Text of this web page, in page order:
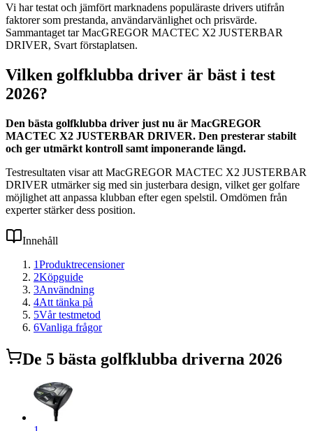
Vi har testat och jämfört marknadens populäraste drivers utifrån
faktorer som prestanda, användarvänlighet och prisvärde.
Sammantaget tar MacGREGOR MACTEC X2 JUSTERBAR
DRIVER, Svart förstaplatsen.
Vilken golfklubba driver är bäst i test
2026?
Den bästa golfklubba driver just nu är MacGREGOR
MACTEC X2 JUSTERBAR DRIVER. Den presterar stabilt
och ger utmärkt kontroll samt imponerande längd.
Testresultaten visar att MacGREGOR MACTEC X2 JUSTERBAR
DRIVER utmärker sig med sin justerbara design, vilket ger golfare
möjlighet att anpassa klubban efter egen spelstil. Omdömen från
experter stärker dess position.
Innehåll
1Produktrecensioner
2Köpguide
3Användning
4Att tänka på
5Vår testmetod
6Vanliga frågor
De 5 bästa golfklubba driverna 2026